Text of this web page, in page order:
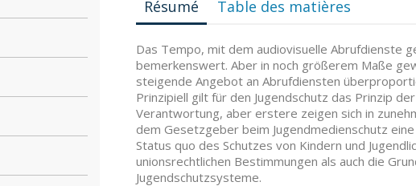
Résumé Table des matières
Das Tempo, mit dem audiovisuelle Abrufdienste
bemerkenswert. Aber in noch größerem Maße
steigende Angebot an Abrufdiensten
Prinzipiell gilt für den Jugendschutz das Prinzip
Verantwortung, aber erstere zeigen sich in
dem Gesetzgeber beim Jugendmedienschutz
Status quo des Schutzes von Kindern und
unionsrechtlichen Bestimmungen als auch die
Jugendschutzsysteme.